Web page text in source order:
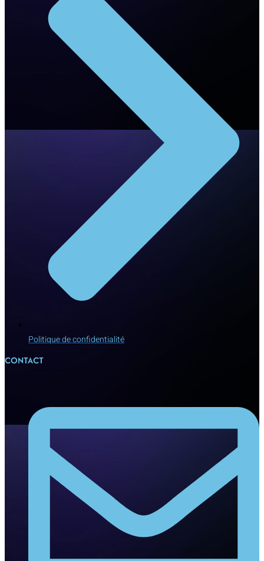
Politique de confidentialité
CONTACT